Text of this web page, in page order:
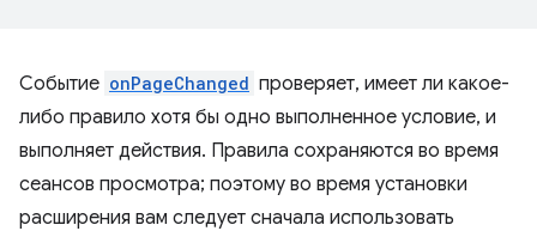
Событие onPageChanged проверяет, имеет ли какое-
либо правило хотя бы одно выполненное условие, и
выполняет действия. Правила сохраняются во время
сеансов просмотра; поэтому во время установки
расширения вам следует сначала использовать